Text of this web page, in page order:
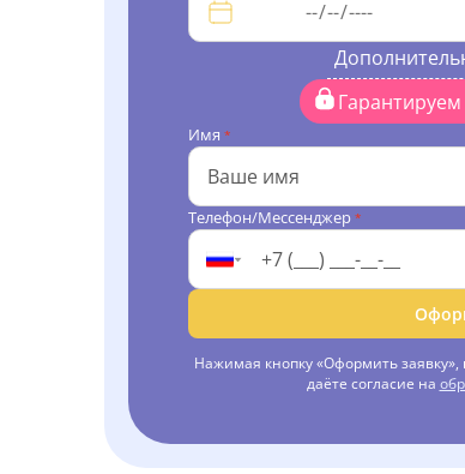
Имя *
Телефон/Мессенджер *
Нажимая кнопку «Оформить
даёте согласие на